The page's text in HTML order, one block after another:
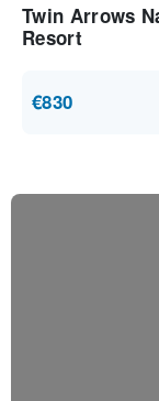
Twin Arrows
Resort
€830